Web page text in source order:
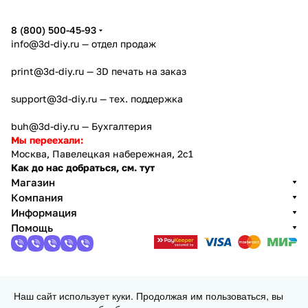
8 (800) 500-45-93
info@3d-diy.ru — отдел продаж
print@3d-diy.ru — 3D печать на заказ
support@3d-diy.ru — тех. поддержка
buh@3d-diy.ru — Бухгалтерия
Мы переехали:
Москва, Павелецкая набережная, 2с1
Как до нас добраться, см. тут
Магазин
Компания
Информация
Помощь
комплектующих для 3D принтеров, ЧПУ станков и
Наш сайт использует куки. Продолжая им пользоваться, вы